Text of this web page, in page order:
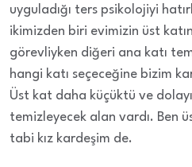
uyguladığı ters psikolojiyi
ikimizden biri evimizin üst
görevliyken diğeri ana katı
hangi katı seçeceğine bizim
Üst kat daha küçüktü ve
temizleyecek alan vardı. Ben
tabi kız kardeşim de.